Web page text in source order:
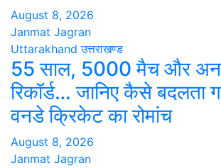
August 8, 2026
Janmat Jagran
Uttarakhand उत्तराखण्ड
55 साल, 5000 मैच और
रिकॉर्ड… जानिए कैसे बदलता
वनडे क्रिकेट का रोमांच
August 8, 2026
Janmat Jagran